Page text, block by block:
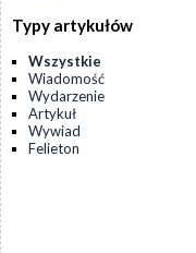
Typy artykułów
Wszystkie
Wiadomość
Wydarzenie
Artykuł
Wywiad
Felieton